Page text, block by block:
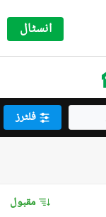
انسٹال
فلٹرز
مقبول